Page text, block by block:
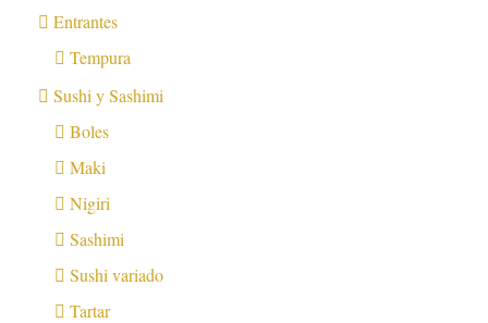
Entrantes
Tempura
Sushi y Sashimi
Boles
Maki
Nigiri
Sashimi
Sushi variado
Tartar